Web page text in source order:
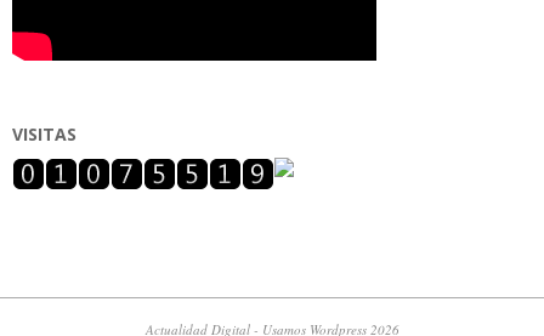
VISITAS
Actualidad Digital - Usamos Wordpress 2026